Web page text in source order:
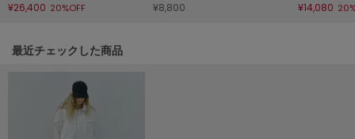
¥26,400 20%OFF ¥8,800 ¥14,080
関連記事
最近チェックした商品